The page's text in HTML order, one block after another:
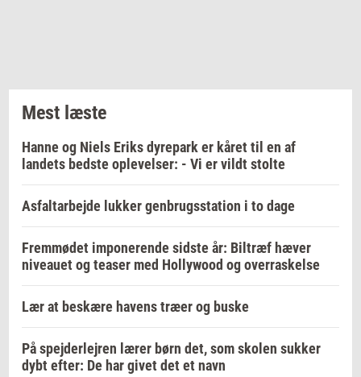
Mest læste
Hanne og Niels Eriks dyrepark er kåret til en af
landets bedste oplevelser: - Vi er vildt stolte
Asfaltarbejde lukker genbrugsstation i to dage
Fremmødet imponerende sidste år: Biltræf hæver
niveauet og teaser med Hollywood og overraskelse
Lær at beskære havens træer og buske
På spejderlejren lærer børn det, som skolen sukker
dybt efter: De har givet det et navn